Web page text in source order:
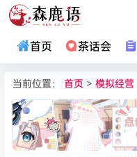
首页 茶话会
当前位置： 首页 > 模拟经营